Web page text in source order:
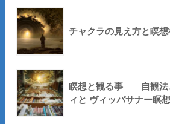
チャクラの見え方と瞑
瞑想と観る事 自観法
ィと ヴィッパサナー瞑想